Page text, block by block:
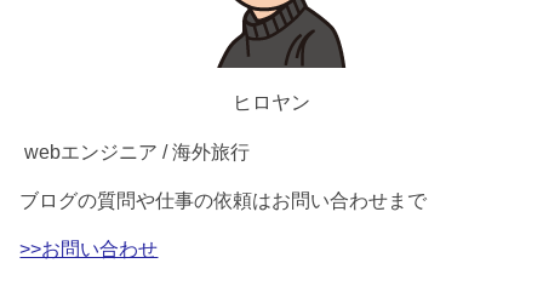
ヒロヤン
webエンジニア / 海外旅行
ブログの質問や仕事の依頼はお問い合わせまで
>>お問い合わせ